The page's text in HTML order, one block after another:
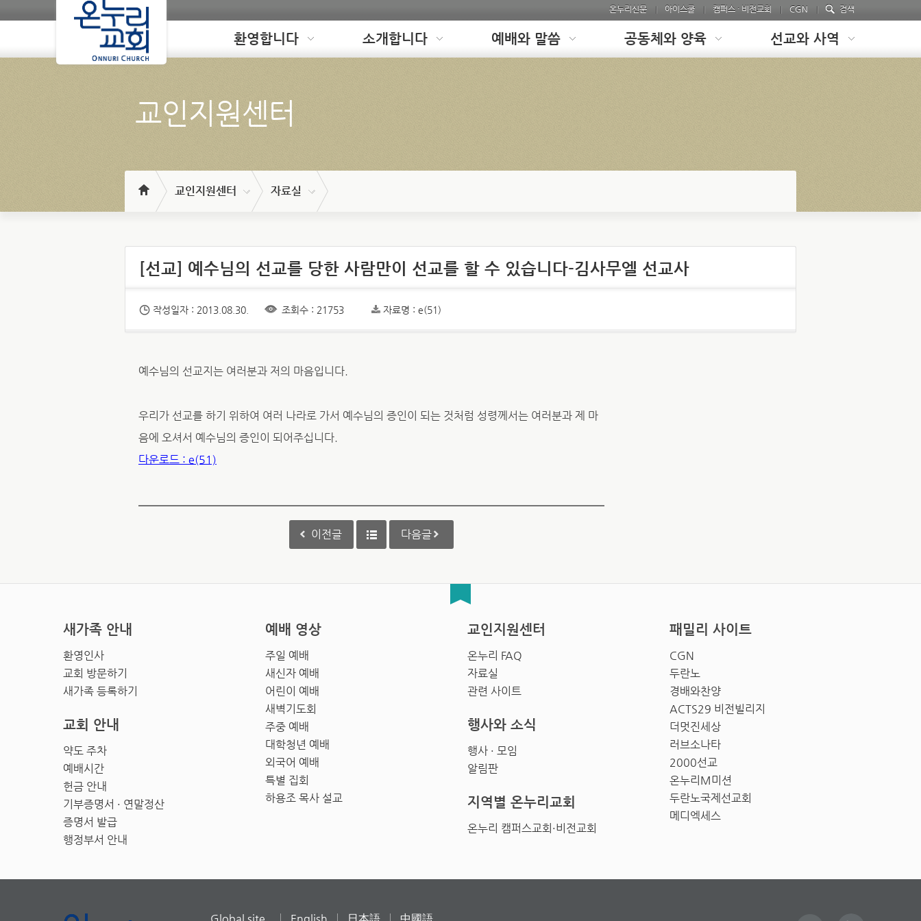
온누리신문 아이스쿨 캠퍼스 · 비전교회 CGN 검색
Loading 환영합니다 소개합니다 예배와 말씀 공동체와 양육 선교와 사역
교인지원센터
교인지원센터 자료실
[선교] 예수님의 선교를 당한 사람만이 선교를 할 수 있습니다-김사무엘 선교사
작성일자 : 2013.08.30. 조회수 : 21753 자료명 : e(51)
예수님의 선교지는 여러분과 저의 마음입니다.
우리가 선교를 하기 위하여 여러 나라로 가서 예수님의 증인이 되는 것처럼 성령께서는 여러분과 제 마
음에 오셔서 예수님의 증인이 되어주십니다.
다운로드 : e(51)
이전글 다음글
새가족 안내
환영인사
교회 방문하기
새가족 등록하기
예배 영상
주일 예배
새신자 예배
어린이 예배
새벽기도회
주중 예배
대학청년 예배
외국어 예배
특별 집회
하용조 목사 설교
교인지원센터
온누리 FAQ
자료실
관련 사이트
패밀리 사이트
CGN
두란노
경배와찬양
ACTS29 비전빌리지
더멋진세상
러브소나타
2000선교
온누리M미션
두란노국제선교회
메디엑세스
교회 안내
약도 주차
예배시간
헌금 안내
기부증명서 · 연말정산
증명서 발급
행정부서 안내
행사와 소식
행사 · 모임
알림판
지역별 온누리교회
온누리 캠퍼스교회·비전교회